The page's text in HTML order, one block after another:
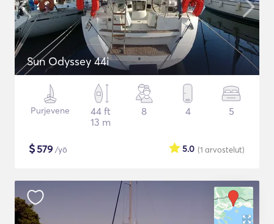
Sun Odyssey 44i
Purjevene
44 ft
13 m
8 4 5
$579 /yö (1 arvostelut)
5.0